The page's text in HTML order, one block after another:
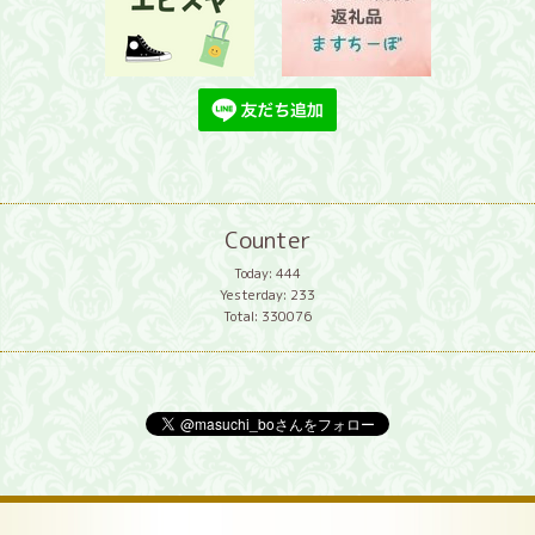
Counter
Today: 444
Yesterday: 233
Total: 330076